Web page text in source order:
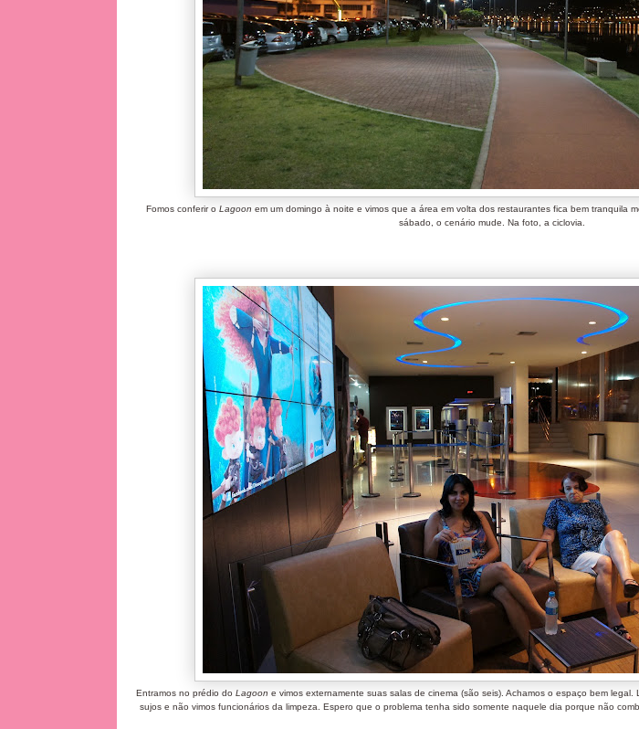
Fomos conferir o Lagoon em um domingo à noite e vimos que a área em volta dos restaurantes fica bem tranquila
sábado, o cenário mude. Na foto, a ciclovia.
Entramos no prédio do Lagoon e vimos externamente suas salas de cinema (são seis). Achamos o espaço bem
sujos e não vimos funcionários da limpeza. Espero que o problema tenha sido somente naquele dia porque não